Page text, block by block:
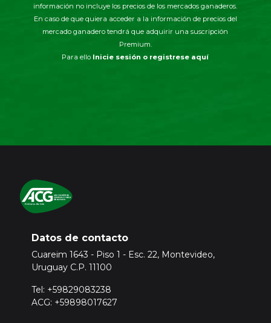
información no incluye los precios de los mercados ganaderos.
En caso de que quiera acceder a la información de precios del
mercado ganadero tendrá que adquirir una suscripción
Premium.
Para ello Inicie sesión o registrese aquí
Datos de contacto
Cuareim 1643 - Piso 1 - Esc. 22, Montevideo,
Uruguay C.P. 11100
Tel: +59829083238
ACG: +59898017627